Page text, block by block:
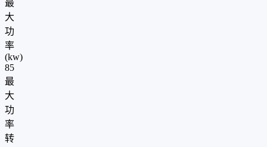
最
大
功
率
(kw)
85
最
大
功
率
转